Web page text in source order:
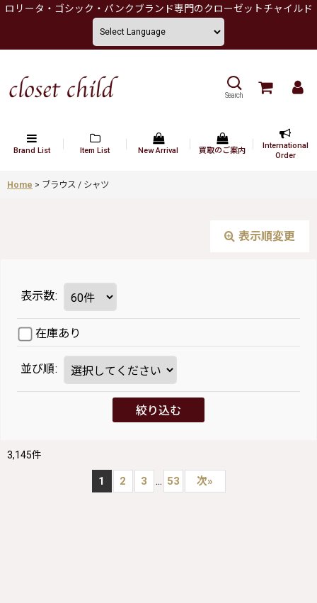
ロリータ・ゴシック・パンクブランド専門のクローゼットチャイルド
Search
Brand List Item List New Arrival 買取のご案内
International
Order
Home > ブラウス / シャツ
表示順変更
表示数:
在庫あり
並び順:
絞り込む
3,145件
1 2 3 ... 53 次»